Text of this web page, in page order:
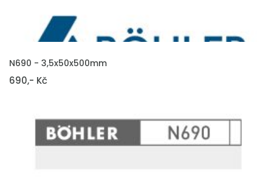
VLOŽIT DO KOŠÍKU
N690 - 3,5x50x500mm
690,- Kč